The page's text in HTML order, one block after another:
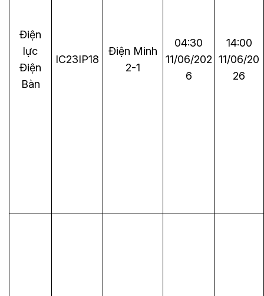
Điện
lực
Điện
Bàn
IC23IP18
Điện Minh
2-1
04:30
11/06/202
6
14:00
11/06/20
26